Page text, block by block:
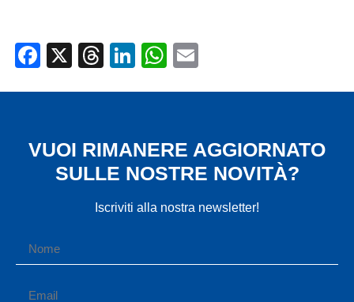
Facebook
X Threads
LinkedIn
WhatsApp
VUOI RIMANERE AGGIORNATO
SULLE NOSTRE NOVITÀ?
Iscriviti alla nostra newsletter!